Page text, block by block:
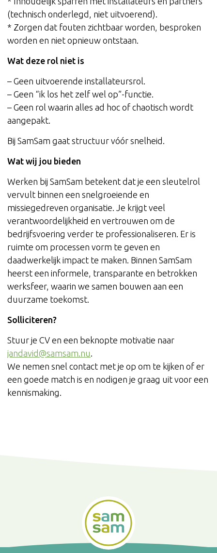
(technisch onderlegd, niet uitvoerend).
* Zorgen dat fouten zichtbaar worden, besproken
worden en niet opnieuw ontstaan.
Wat deze rol niet is
– Geen uitvoerende installateursrol.
– Geen “ik los het zelf wel op”-functie.
– Geen rol waarin alles ad hoc of chaotisch wordt
aangepakt.
Bij SamSam gaat structuur vóór snelheid.
Wat wij jou bieden
Werken bij SamSam betekent dat je een sleutelrol
vervult binnen een snelgroeiende en
missiegedreven organisatie. Je krijgt veel
verantwoordelijkheid en vertrouwen om de
bedrijfsvoering verder te professionaliseren. Er is
ruimte om processen vorm te geven en
daadwerkelijk impact te maken. Binnen SamSam
heerst een informele, transparante en betrokken
werksfeer, waarin we samen bouwen aan een
duurzame toekomst.
Solliciteren?
Stuur je CV en een beknopte motivatie naar
jandavid@samsam.nu.
We nemen snel contact met je op om te kijken of er
een goede match is en nodigen je graag uit voor een
kennismaking.